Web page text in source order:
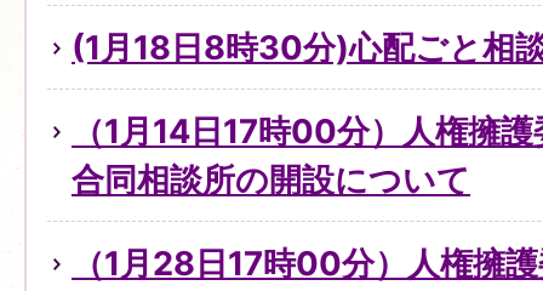
(1月18日8時30分)心配ごと相
（1月14日17時00分）人権擁
合同相談所の開設について
（1月28日17時00分）人権擁